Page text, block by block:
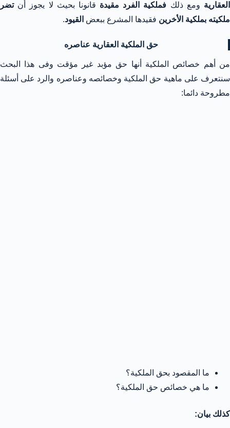
العقارية ومع ذلك فملكية الفرد مقيدة قانونا بحيث لا يجوز أنتضر
ملكيته بملكية الأخرين فقيدها المشرع ببعض القيود.
حق الملكية العقارية عناصره
من أهم خصائص الملكية أنها حق مؤبد غير مؤقت وفى هذا البحث
سنتعرف على ماهية حق الملكية وخصائصه وعناصره والرد على أسئلة
مطروحة دائما:
ما المقصود بحق الملكية؟
ما هي خصائص حق الملكية؟
كذلك بيان: